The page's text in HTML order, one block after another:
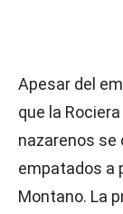
Apesar del
que la
nazarenos se
empatados a
Montano. La